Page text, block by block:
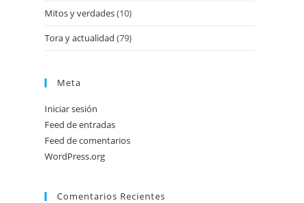
Mitos y verdades(10)
Tora y actualidad (79)
Meta
Iniciar sesión
Feed de entradas
Feed de comentarios
WordPress.org
Comentarios Recientes